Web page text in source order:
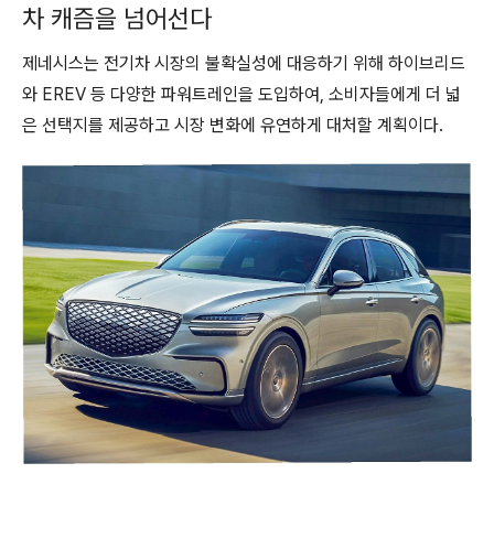
차 캐즘을 넘어선다
제네시스는 전기차 시장의 불확실성에 대응하기 위해 하이브리드
와 EREV 등 다양한 파워트레인을 도입하여, 소비자들에게 더 넓
은 선택지를 제공하고 시장 변화에 유연하게 대처할 계획이다.